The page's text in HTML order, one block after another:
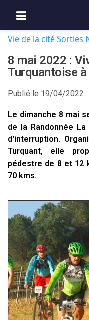
Vie de la citéSorties
8 mai 2022 :
Turquantoise
Publié le 19/04/2022
Le dimanche 8 mai
de la Randonnée
d'interruption.
Turquant, elle
pédestre de 8 et 12
70 kms.